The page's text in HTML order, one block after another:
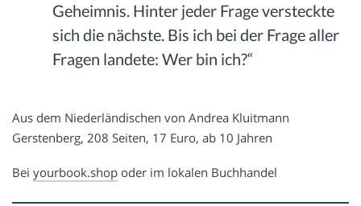
Geheimnis. Hinter jeder Frage versteckte
sich die nächste. Bis ich bei der Frage aller
Fragen landete: Wer bin ich?“
Aus dem Niederländischen von Andrea Kluitmann
Gerstenberg, 208 Seiten, 17 Euro, ab 10 Jahren
Bei yourbook.shop oder im lokalen Buchhandel